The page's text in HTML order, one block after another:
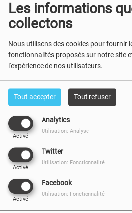
Les informations
collectons
Nous utilisons des cookies pour fournir
fonctionnalités proposés sur notre site
l'expérience de nos utilisateurs.
Tout accepter Tout refuser
Analytics
Activé
Utilisation: Analyse
Twitter
Activé
Utilisation: Fonctionnalité
Facebook
Activé
Utilisation: Fonctionnalité
05 SEPTEMBRE 2025
Cette semaine dans notre
pour un voyage éclectique et
Gisèlemène l’enquête sur les
Krystynareçoit la talentueuse
partage ses impressions sur
Prêcheresse deCarine